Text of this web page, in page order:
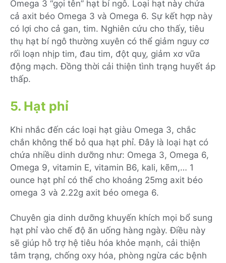
Omega 3 “gọi tên” hạt bí ngô. Loại hạt này chứa
cả axit béo Omega 3 và Omega 6. Sự kết hợp này
có lợi cho cả gan, tim. Nghiên cứu cho thấy, tiêu
thụ hạt bí ngô thường xuyên có thể giảm nguy cơ
rối loạn nhịp tim, đau tim, đột quỵ, giảm xơ vữa
động mạch. Đồng thời cải thiện tình trạng huyết áp
thấp.
5. Hạt phỉ
Khi nhắc đến các loại hạt giàu Omega 3, chắc
chắn không thể bỏ qua hạt phỉ. Đây là loại hạt có
chứa nhiều dinh dưỡng như: Omega 3, Omega 6,
Omega 9, vitamin E, vitamin B6, kali, kẽm,… 1
ounce hạt phỉ có thể cho khoảng 25mg axit béo
omega 3 và 2.22g axit béo omega 6.
Chuyên gia dinh dưỡng khuyến khích mọi bổ sung
hạt phỉ vào chế độ ăn uống hàng ngày. Điều này
sẽ giúp hỗ trợ hệ tiêu hóa khỏe mạnh, cải thiện
tâm trạng, chống oxy hóa, phòng ngừa các bệnh